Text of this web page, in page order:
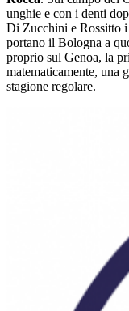
unghie e con i denti
Di Zucchini e Rossitto i
portano il Bologna a
proprio sul Genoa, la
matematicamente, una
stagione regolare.